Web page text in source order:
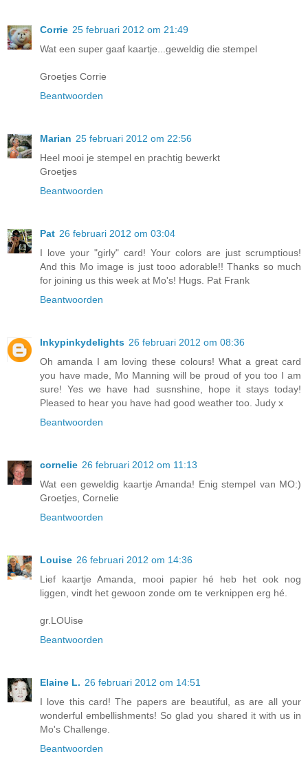
Corrie 25 februari 2012 om 21:49
Wat een super gaaf kaartje...geweldig die stempel
Groetjes Corrie
Beantwoorden
Marian 25 februari 2012 om 22:56
Heel mooi je stempel en prachtig bewerkt
Groetjes
Beantwoorden
Pat 26 februari 2012 om 03:04
I love your "girly" card! Your colors are just scrumptious!
And this Mo image is just tooo adorable!! Thanks so much
for joining us this week at Mo's! Hugs. Pat Frank
Beantwoorden
Inkypinkydelights 26 februari 2012 om 08:36
Oh amanda I am loving these colours! What a great card
you have made, Mo Manning will be proud of you too I am
sure! Yes we have had susnshine, hope it stays today!
Pleased to hear you have had good weather too. Judy x
Beantwoorden
cornelie 26 februari 2012 om 11:13
Wat een geweldig kaartje Amanda! Enig stempel van MO:)
Groetjes, Cornelie
Beantwoorden
Louise 26 februari 2012 om 14:36
Lief kaartje Amanda, mooi papier hé heb het ook nog
liggen, vindt het gewoon zonde om te verknippen erg hé.
gr.LOUise
Beantwoorden
Elaine L. 26 februari 2012 om 14:51
I love this card! The papers are beautiful, as are all your
wonderful embellishments! So glad you shared it with us in
Mo's Challenge.
Beantwoorden